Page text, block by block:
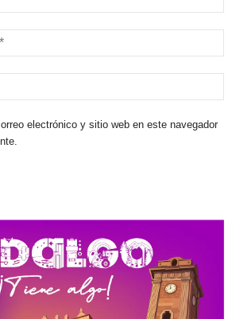
electrónico y sitio web en este navegador